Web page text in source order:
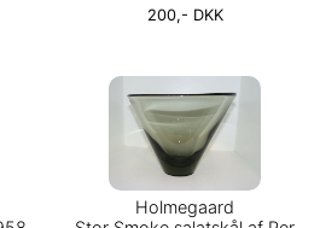
200,- DKK
Holmegaard